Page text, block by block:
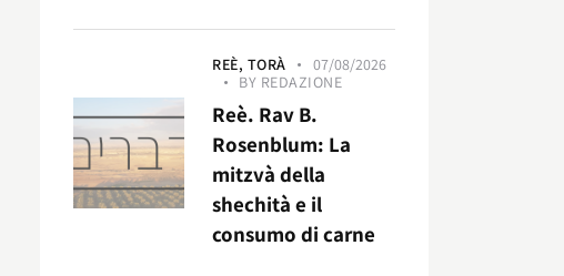
REÈ, TORÀ
07/08/2026
BY REDAZIONE
Reè. Rav B.
Rosenblum: La
mitzvà della
shechità e il
consumo di carne